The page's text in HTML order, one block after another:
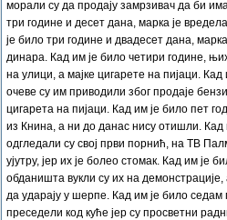
морали су да продају замрзивач да би
три године и десет дана, марка је
је било три године и двадесет дана,
динара. Кад им је било четири године,
на улици, а мајке цигарете на пијаци.
очеве су им приводили због продаје
цигарета на пијаци. Кад им је било пет
из Книна, а ни до данас нису отишли. Кад
одгледали су свој први порнић, на ТВ
ујутру, јер их је болео стомак. Кад им је
обданишта вукли су их на
да ударају у шерпе. Кад им је било седам
преседели код куће јер су просветни